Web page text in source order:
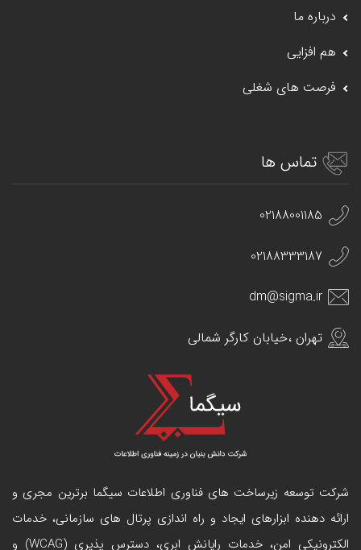
درباره ما
هم افزایی
فرصت های شغلی
تماس ها
02188001185
02188333187
dm@sigma.ir
تهران ،خیابان کارگر شمالی
شرکت توسعه زیرساخت های فناوری اطلاعات سیگما برترین مجری و
ارائه دهنده ابزارهای ایجاد و راه اندازی پرتال های سازمانی، خدمات
الکترونیکی امن، خدمات رایانش ابری، دسترس پذیری (WCAG) و